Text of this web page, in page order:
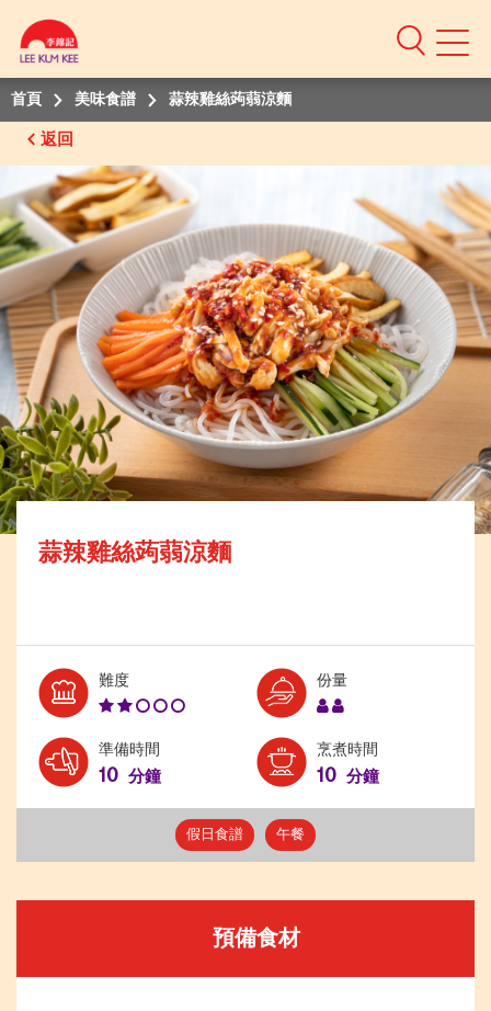
Mobile
首頁 美味食譜 蒜辣雞絲蒟蒻涼麵
返回
蒜辣雞絲蒟蒻涼麵
難度Level:
份量Serves:
準備時間
10 分鐘
烹煮時間
10 分鐘
假日食譜 午餐
預備食材